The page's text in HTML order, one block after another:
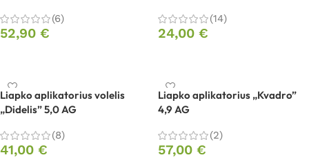
(6)
52,90 €
(14)
24,00 €
Liapko aplikatorius volelis
„Didelis” 5,0 AG
(8)
41,00 €
Liapko aplikatorius „Kvadro”
4,9 AG
(2)
57,00 €